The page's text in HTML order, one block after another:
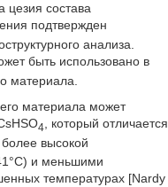
цезия состава
подтвержден
анализа.
быть использовано в
материала.
материала может
4
, который отличается
более высокой
и меньшими
температурах [Nardy